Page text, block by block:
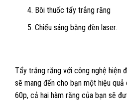
Bôi thuốc tẩy trắng răng
Chiếu sáng bằng đèn laser.
Tẩy trắng răng với công nghệ hiện
sẽ mang đến cho bạn một hiệu quả
60p, cả hai hàm răng của bạn sẽ